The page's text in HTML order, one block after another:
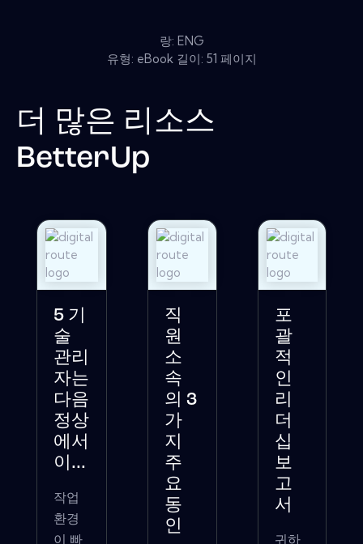
랑: ENG
유형: eBook 길이: 51 페이지
더 많은 리소스
BetterUp
5 기
술
관리
자는
다음
정상
에서
이...
작업
환경
이 빠
직
원
소
속
의 3
가
지
주
요
동
인
포
괄
적
인
리
더
십
보
고
서
귀하